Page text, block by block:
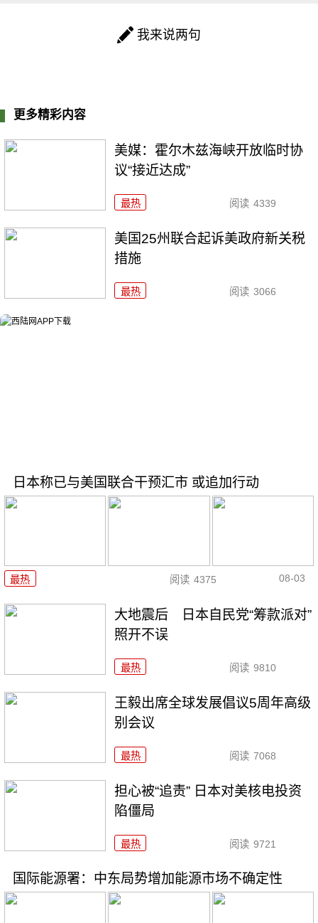
我来说两句
更多精彩内容
美媒：霍尔木兹海峡开放临时协
议“接近达成”
最热 阅读 4339
美国25州联合起诉美政府新关税
措施
最热 阅读 3066
日本称已与美国联合干预汇市 或追加行动
最热 阅读 4375 08-03
大地震后 日本自民党“筹款派对”
照开不误
最热 阅读 9810
王毅出席全球发展倡议5周年高级
别会议
最热 阅读 7068
担心被“追责” 日本对美核电投资
陷僵局
最热 阅读 9721
国际能源署：中东局势增加能源市场不确定性